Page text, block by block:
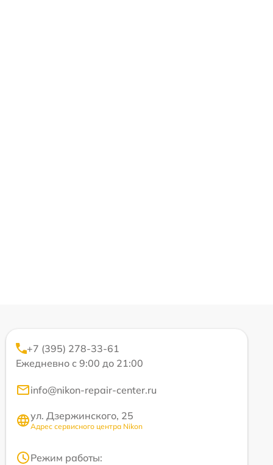
+7 (395) 278-33-61
Ежедневно с 9:00 до 21:00
info@nikon-repair-center.ru
ул. Дзержинского, 25
Адрес сервисного центра Nikon
Режим работы: